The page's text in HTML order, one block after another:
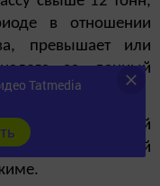
в отношении
превышает или
за данный
такой
транспортный
Tatmedia